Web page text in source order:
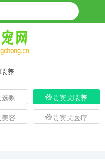
养
选购 贵宾犬喂养
美容 贵宾犬医疗